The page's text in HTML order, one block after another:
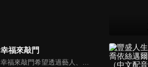
幸福來敲門